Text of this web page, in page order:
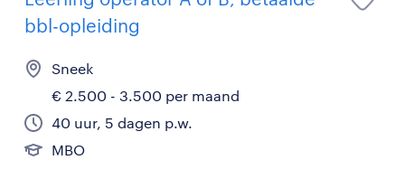
bbl-opleiding
Sneek
€ 2.500 - 3.500 per maand
40 uur, 5 dagen p.w.
MBO